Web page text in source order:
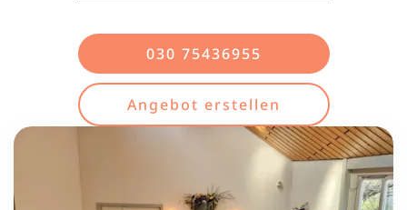
030 75436955
Angebot erstellen